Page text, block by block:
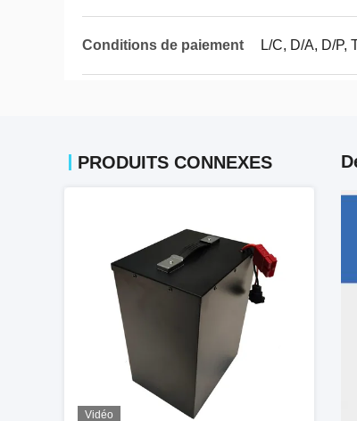
Conditions de paiement L/C, D/A, D/P,
PRODUITS CONNEXES
Vidéo